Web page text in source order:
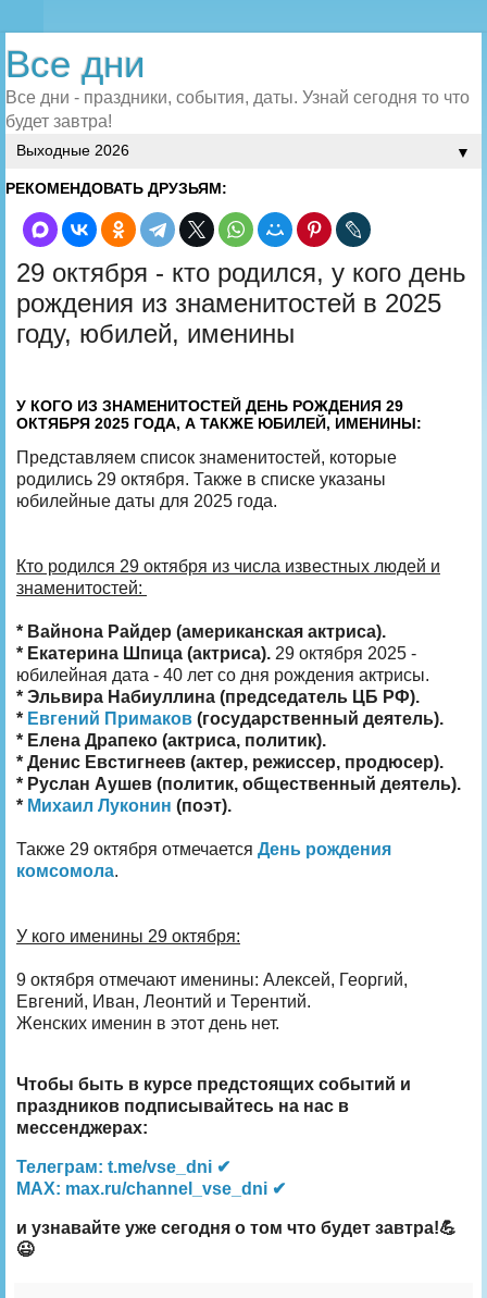
Все дни
Все дни - праздники, события, даты. Узнай сегодня то что
будет завтра!
▼
РЕКОМЕНДОВАТЬ ДРУЗЬЯМ:
29 октября - кто родился, у кого день
рождения из знаменитостей в 2025
году, юбилей, именины
У КОГО ИЗ ЗНАМЕНИТОСТЕЙ ДЕНЬ РОЖДЕНИЯ 29
ОКТЯБРЯ 2025 ГОДА, А ТАКЖЕ ЮБИЛЕЙ, ИМЕНИНЫ:
Представляем список знаменитостей, которые
родились 29 октября. Также в списке указаны
юбилейные даты для 2025 года.
Кто родился 29 октября из числа известных людей и
знаменитостей:
* Вайнона Райдер (американская актриса).
* Екатерина Шпица (актриса). 29 октября 2025 -
юбилейная дата - 40 лет со дня рождения актрисы.
* Эльвира Набиуллина (председатель ЦБ РФ).
* Евгений Примаков (государственный деятель).
* Елена Драпеко (актриса, политик).
* Денис Евстигнеев (актер, режиссер, продюсер).
* Руслан Аушев (политик, общественный деятель).
* Михаил Луконин (поэт).
Также 29 октября отмечается День рождения
комсомола.
У кого именины 29 октября:
9 октября отмечают именины: Алексей, Георгий,
Евгений, Иван, Леонтий и Терентий.
Женских именин в этот день нет.
Чтобы быть в курсе предстоящих событий и
праздников подписывайтесь на нас в
мессенджерах:
Телеграм: t.me/vse_dni ✔
MAX: max.ru/channel_vse_dni ✔
и узнавайте уже сегодня о том что будет завтра!💪
😉